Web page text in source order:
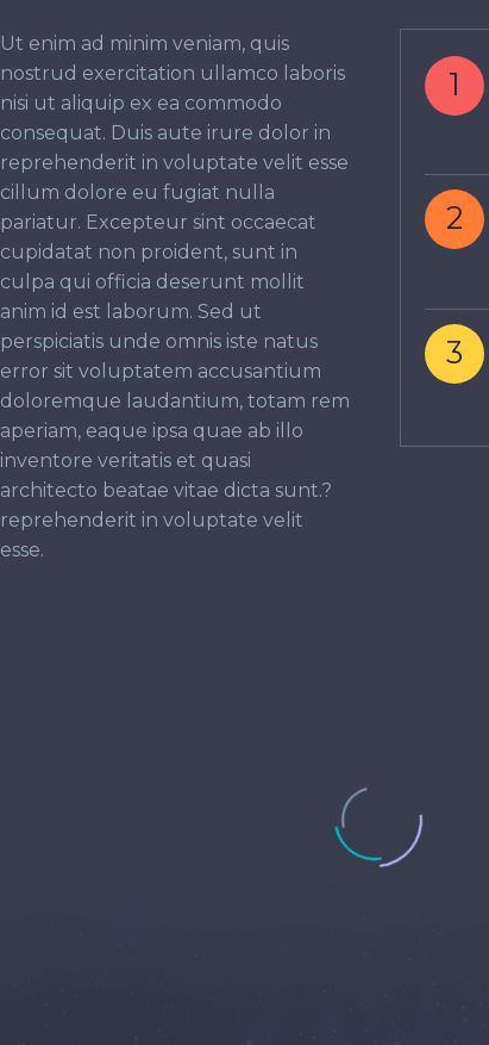
Ut enim ad minim veniam, quis
nostrud exercitation ullamco laboris
nisi ut aliquip ex ea commodo
consequat. Duis aute irure dolor in
reprehenderit in voluptate velit esse
cillum dolore eu fugiat nulla
pariatur. Excepteur sint occaecat
cupidatat non proident, sunt in
culpa qui officia deserunt mollit
anim id est laborum. Sed ut
perspiciatis unde omnis iste natus
error sit voluptatem accusantium
doloremque laudantium, totam rem
aperiam, eaque ipsa quae ab illo
inventore veritatis et quasi
architecto beatae vitae dicta sunt.?
reprehenderit in voluptate velit
esse.
1
2
3